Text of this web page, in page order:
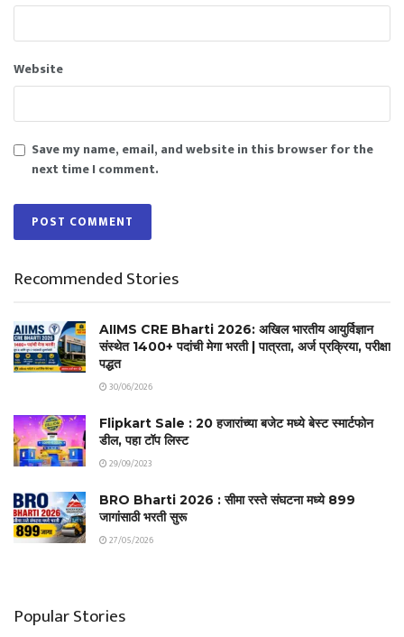
Website
Save my name, email, and website in this browser for the
next time I comment.
Recommended Stories
AIIMS CRE Bharti 2026: अखिल भारतीय आयुर्विज्ञान
संस्थेत 1400+ पदांची मेगा भरती | पात्रता, अर्ज प्रक्रिया, परीक्षा
पद्धत
30/06/2026
Flipkart Sale : 20 हजारांच्या बजेट मध्ये बेस्ट स्मार्टफोन
डील, पहा टॉप लिस्ट
29/09/2023
BRO Bharti 2026 : सीमा रस्ते संघटना मध्ये 899
जागांसाठी भरती सुरू
27/05/2026
Popular Stories